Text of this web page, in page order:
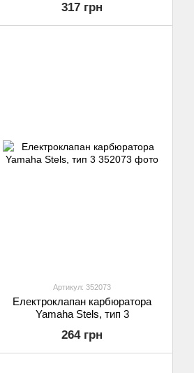
317 грн
Артикул: 352073
Електроклапан карбюратора
Yamaha Stels, тип 3
264 грн